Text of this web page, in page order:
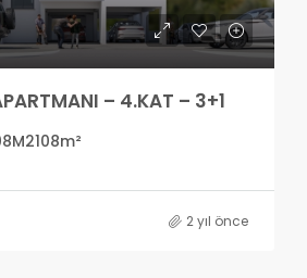
– 4.KAT – 3+1
108m²
2 yıl önce